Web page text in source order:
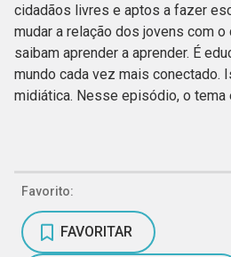
cidadãos livres e aptos a fazer
mudar a relação dos jovens com o
saibam aprender a aprender. É
mundo cada vez mais conectado.
midiática. Nesse episódio, o tema
Favorito:
FAVORITAR